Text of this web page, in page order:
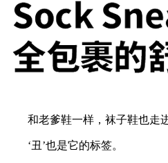
和老爹鞋一样，袜子鞋也走进
‘丑’也是它的标签。